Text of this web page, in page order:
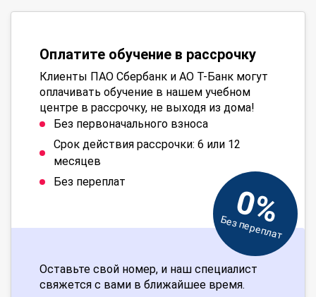
Оплатите обучение в рассрочку
Клиенты ПАО Сбербанк и АО Т-Банк могут
оплачивать обучение в нашем учебном
центре в рассрочку, не выходя из дома!
Без первоначального взноса
Срок действия рассрочки: 6 или 12
месяцев
Без переплат
0%
Без переплат
Оставьте свой номер, и наш специалист
свяжется с вами в ближайшее время.